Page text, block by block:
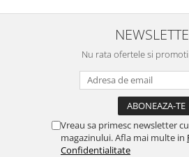
Nu rata ofertele si
Vreau sa primesc newsletter
magazinului. Afla mai multe in
Confidentialitate